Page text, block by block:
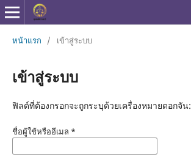
หน้าแรก / เข้าสู่ระบบ
เข้าสู่ระบบ
ฟิลด์ที่ต้องกรอกจะถูกระบุด้วยเครื่องหมายดอกจัน:
ชื่อผู้ใช้หรืออีเมล *